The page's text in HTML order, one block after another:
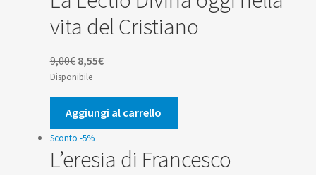
vita del Cristiano
9,00€ Il
prezzo
originale
era:
9,00€.
8,55€Il
attuale
è:
8,55€.
Disponibile
Aggiungi al carrello
Sconto -5%
L’eresia di Francesco